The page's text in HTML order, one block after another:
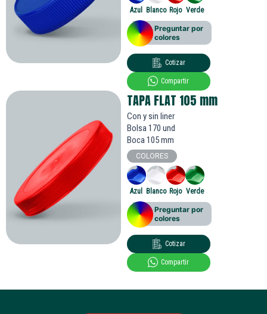
Azul Blanco Rojo Verde
Preguntar por
colores
Cotizar
Compartir
TAPA FLAT 105 mm
Con y sin liner
Bolsa 170 und
Boca 105 mm
COLORES
Azul Blanco Rojo Verde
Preguntar por
colores
Cotizar
Compartir